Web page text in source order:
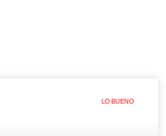
LO BUENO